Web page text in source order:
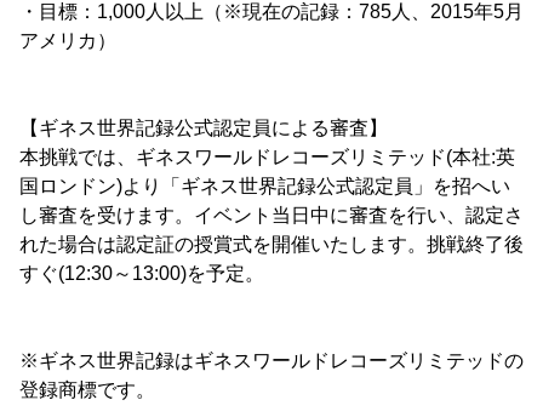
・目標：1,000人以上（※現在の記録：785人、2015年5月
アメリカ）
【ギネス世界記録公式認定員による審査】
本挑戦では、ギネスワールドレコーズリミテッド(本社:英
国ロンドン)より「ギネス世界記録公式認定員」を招へい
し審査を受けます。イベント当日中に審査を行い、認定さ
れた場合は認定証の授賞式を開催いたします。挑戦終了後
すぐ(12:30～13:00)を予定。
※ギネス世界記録はギネスワールドレコーズリミテッドの
登録商標です。